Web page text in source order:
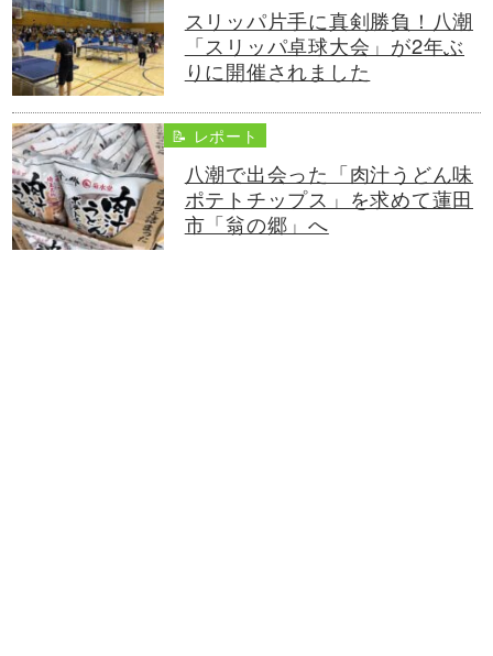
スリッパ片手に真剣勝負！八潮
「スリッパ卓球大会」が2年ぶ
りに開催されました
📝 レポート
八潮で出会った「肉汁うどん味
ポテトチップス」を求めて蓮田
市「翁の郷」へ